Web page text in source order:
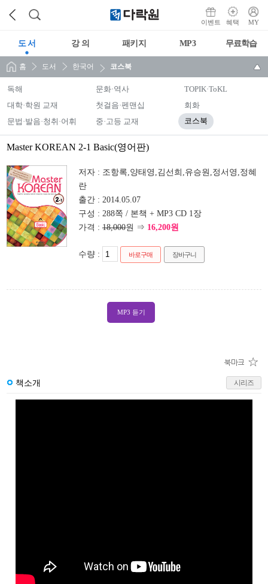
이벤트 혜택 MY
도 서 강 의 패키지 MP3 무료학습
홈 도서 한국어 코스북
독해 문화·역사
TOPIK·ToKL
대학·학원 교재
첫걸음·펜맨십
회화
문법·발음·청취·어휘
중·고등 교재 코스북
Master KOREAN 2-1 Basic(영어판)
저자 : 조항록,양태영,김선희,유승원,정서영,정혜
란
출간 : 2014.05.07
구성 : 288쪽 / 본책 + MP3 CD 1장
가격 : 18,000원 ⇒ 16,200원
수량 : 바로구매 장바구니
MP3 듣기
책소개 시리즈